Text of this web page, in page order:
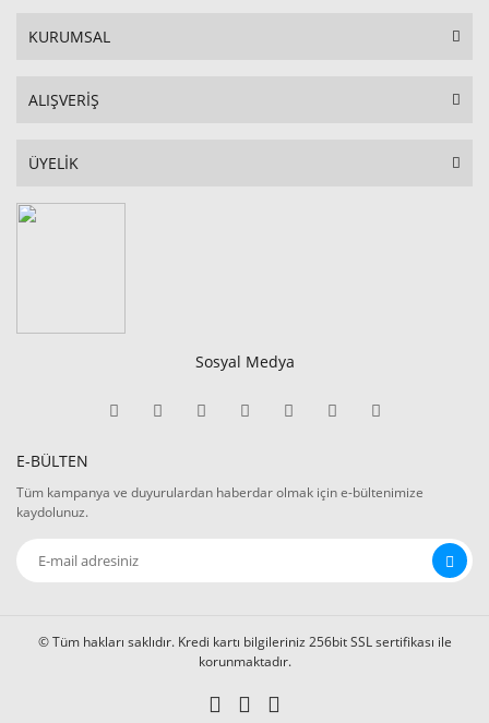
KURUMSAL
ALIŞVERİŞ
ÜYELİK
Sosyal Medya
E-BÜLTEN
Tüm kampanya ve duyurulardan haberdar olmak için e-bültenimize
kaydolunuz.
© Tüm hakları saklıdır. Kredi kartı bilgileriniz 256bit SSL sertifikası ile
korunmaktadır.